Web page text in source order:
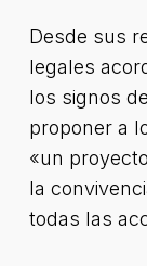
Desde sus
legales
los signos
proponer a
«un
la
todas las